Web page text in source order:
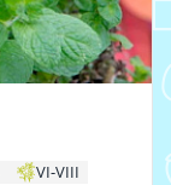
VI-VIII